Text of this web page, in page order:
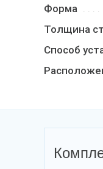
Форма
Толщина
Способ